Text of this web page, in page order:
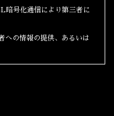
暗号化通信により第三者に
への情報の提供、あるいは